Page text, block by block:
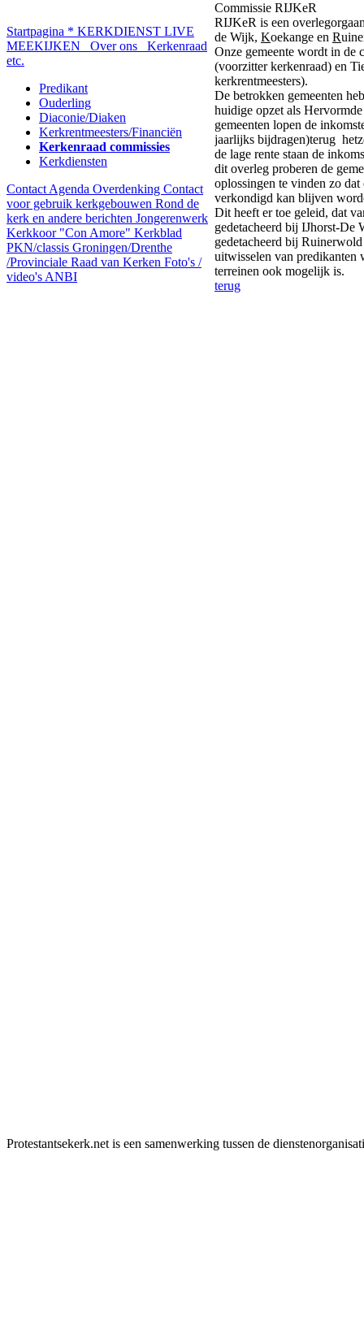
Startpagina * KERKDIENST LIVE
MEEKIJKEN
Over ons
Kerkenraad
etc.
Predikant
Ouderling
Diaconie/Diaken
Kerkrentmeesters/Financiën
Kerkenraad commissies
Kerkdiensten
Contact Agenda Overdenking Contact
voor gebruik kerkgebouwen Rond de
kerk en andere berichten Jongerenwerk
Kerkkoor "Con Amore" Kerkblad
PKN/classis Groningen/Drenthe
/Provinciale Raad van Kerken Foto's /
video's ANBI
Commissie RIJKeR
RIJKeR is een
de Wijk, Koekange en R
Onze gemeente wordt in de
(voorzitter kerkenraad) en
kerkrentmeesters).
De betrokken gemeenten
huidige opzet als
gemeenten lopen de
jaarlijks bijdragen)terug
de lage rente staan de
dit overleg proberen de
oplossingen te vinden zo
verkondigd kan blijven
Dit heeft er toe geleid, dat
gedetacheerd bij IJhorst-De
gedetacheerd bij
uitwisselen van predikanten
terreinen ook mogelijk is.
terug
Protestantsekerk.net is een samenwerking tussen de